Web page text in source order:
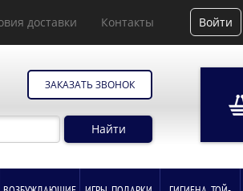
доставки Контакты Войти
ЗАКАЗАТЬ ЗВОНОК
Найти